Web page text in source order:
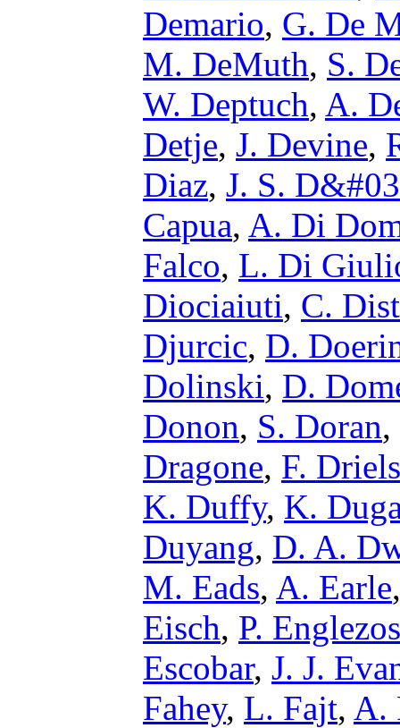
Demario, G. De
M. DeMuth, S.
W. Deptuch, A.
Detje, J. Devine,
Diaz, J. S.
Capua, A. Di
Falco, L. Di
Diociaiuti, C.
Djurcic, D.
Dolinski, D.
Donon, S. Doran,
Dragone, F.
K. Duffy, K.
Duyang, D. A.
M. Eads, A. Earle
Eisch, P. Englezos
Escobar, J. J.
Fahey, L. Fajt, A.